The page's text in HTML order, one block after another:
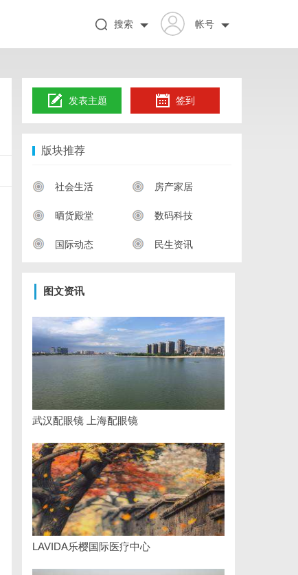
帐号
搜索
发表主题 签到
版块推荐
社会生活 房产家居
晒货殿堂 数码科技
国际动态 民生资讯
图文资讯
武汉配眼镜 上海配眼镜
LAVIDA乐樱国际医疗中心